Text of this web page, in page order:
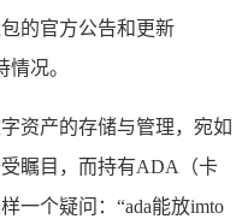
的官方公告和更新
况。
资产的存储与管理，宛如
瞩目，而持有ADA（卡
一个疑问：“ada能放imto